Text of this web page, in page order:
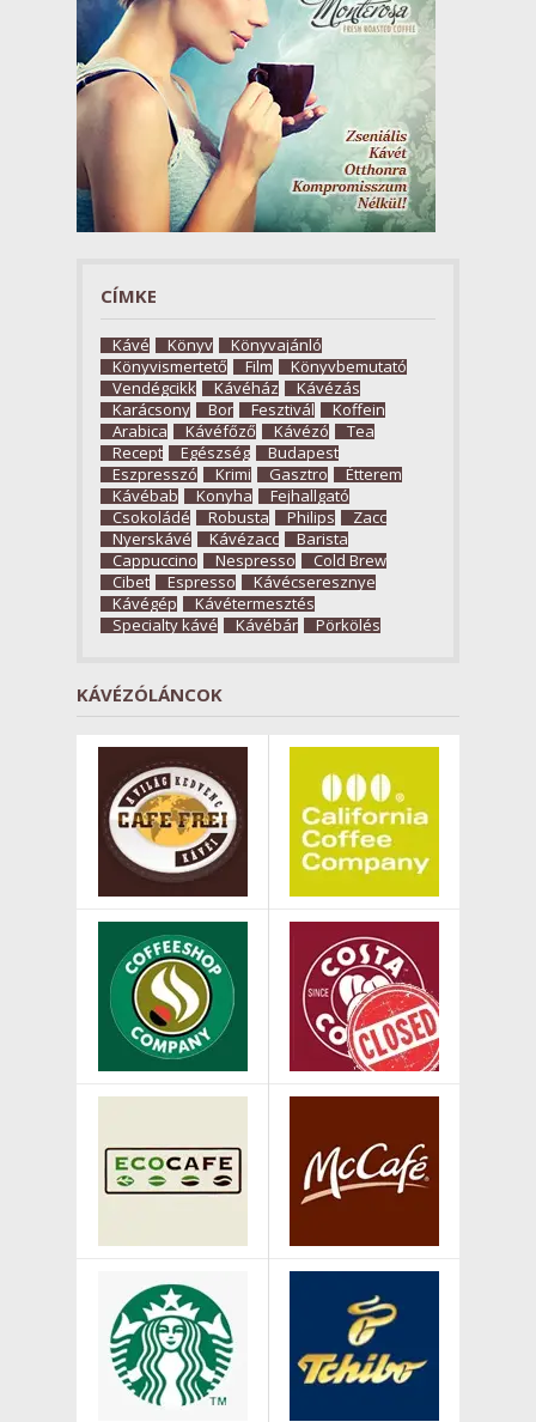
CÍMKE
Kávé Könyv
Könyvajánló
Könyvismertető
Film
Könyvbemutató
Vendégcikk
Kávéház
Kávézás
Karácsony
Bor Fesztivál
Koffein
Arabica
Kávéfőző Kávézó
Tea
Recept
Egészség
Budapest
Eszpresszó
Krimi Gasztro
Étterem
Kávébab
Konyha
Fejhallgató
Csokoládé
Robusta Philips
Zacc
Nyerskávé
Kávézacc
Barista
Cappuccino
Nespresso
Cold Brew
Cibet
Espresso
Kávécseresznye
Kávégép
Kávétermesztés
Specialty kávé
Kávébár Pörkölés
KÁVÉZÓLÁNCOK